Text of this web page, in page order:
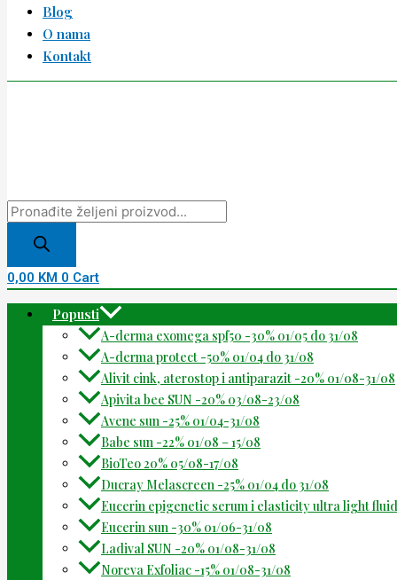
Blog
O nama
Kontakt
0,00 KM 0 Cart
Popusti
A-derma exomega spf50 -30% 01/05 do 31/08
A-derma protect -50% 01/04 do 31/08
Alivit cink, aterostop i antiparazit -20% 01/08-31/08
Apivita bee SUN -20% 03/08-23/08
Avene sun -25% 01/04-31/08
Babe sun -22% 01/08 – 15/08
BioTeo 20% 05/08-17/08
Ducray Melascreen -25% 01/04 do 31/08
Eucerin epigenetic serum i elasticity ultra light
Eucerin sun -30% 01/06-31/08
Ladival SUN -20% 01/08-31/08
Noreva Exfoliac -15% 01/08-31/08